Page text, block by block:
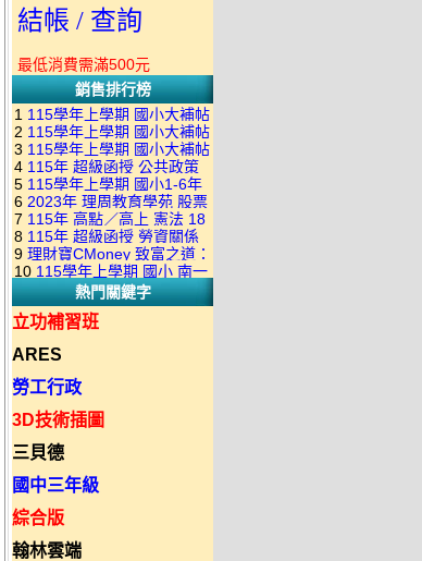
結帳 / 查詢
最低消費需滿500元
銷售排行榜
1 115學年上學期 國小大補帖
南一版 國語+數學+社會+生活
+自然 1-6年級 教學光碟DVD
版(3DVD)
2 115學年上學期 國小大補帖
康軒版 國語+數學+社會+生活
+自然 1-6年級 教學光碟DVD
版(3DVD)
3 115學年上學期 國小大補帖
翰林版 國語+數學+社會+生活
+自然 1-6年級 教學光碟DVD
版(3DVD)
4 115年 超級函授 公共政策
22堂課+總複習 張楚老師 含
PDF講義 函授DVD(9DVD)
5 115學年上學期 國小1-6年
級 習作解答(含康軒.南一.翰林
全版本.全科目)合輯版 DVD版
6 2023年 理周教育學苑 股票
當沖煉金術 主講：朱家泓 國
語發音 DVD版
7 115年 高點／高上 憲法 18
堂課 宗台大老師 含PDF講義
函授DVD(8DVD)【適用於律
師司法考試】
8 115年 超級函授 勞資關係
概要 11堂課+總複習 陸川老
師 含PDF講義 函授
DVD(5DVD)
9 理財寶CMoney 致富之道：
上班族飆股攻略班 主講：朱
家泓+林穎 國語發音 DVD版
10 115學年上學期 國小 南一
版 教師手冊(全年級、全領域)
教學光碟DVD版
熱門關鍵字
立功補習班
ARES
勞工行政
3D技術插圖
三貝德
國中三年級
綜合版
翰林雲端